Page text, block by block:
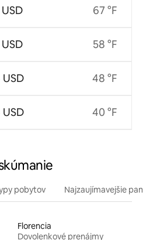
USD
USD
67 °F
58 °F
48 °F
40 °F
pobytov Najzaujímavejšie
Florencia
Dovolenkové prenájmy